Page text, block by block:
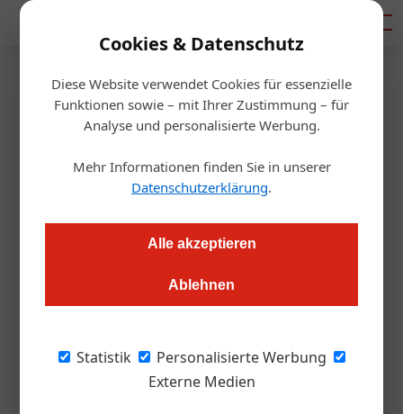
Cookies & Datenschutz
Diese Website verwendet Cookies für essenzielle
Funktionen sowie – mit Ihrer Zustimmung – für
Analyse und personalisierte Werbung.
Mehr Informationen finden Sie in unserer
Datenschutzerklärung.
Alle akzeptieren
Ablehnen
Statistik
Personalisierte Werbung
Externe Medien
Startseite/Gastro & Hotel
Barrierefreie Ausflugsziele
Steiermark
Im letzten Jahr startete die Initiative des Tourismusressorts
Steiermark „Steiermark für alle“ für den primär barrierefreien
geplant um den Bereich barrierefreie Ausflugsziele erweitert.
31 Ausflugsziele – vom Stift Admont bis zum Kunsthaus Graz
– hielten der Überprüfung stand und bieten sich als ideale